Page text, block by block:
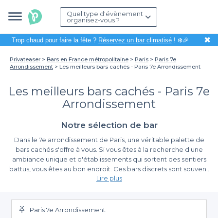
Quel type d'évènement
organisez-vous ?
Trop chaud pour faire la fête ? Réservez un bar climatisé! ❄️🎉 ✖
Privateaser Bars en France métropolitaine Paris
Paris 7e
Arrondissement
Les meilleurs bars cachés - Paris 7e Arrondissement
Les meilleurs bars cachés - Paris 7e
Arrondissement
Notre sélection de bar
Dans le 7e arrondissement de Paris, une véritable palette de
bars cachés s'offre à vous. Si vous êtes à la recherche d'une
ambiance unique et d'établissements qui sortent des sentiers
battus, vous êtes au bon endroit. Ces bars discrets sont souvent
inaccessibles au grand public, mais leur caractère authentique
soit pour un afterwork entre collègues ou une soirée entre amis,
découvrir ces perles rares vous garantit une expérience
Profitez de la simplicité avec Privateaser
Organiser une soirée dans un bar caché peut sembler
Lire plus
Paris 7e Arrondissement